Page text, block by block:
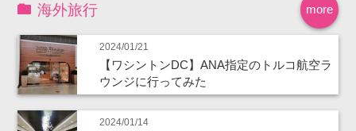
more
海外旅行
2024/01/21
【ワシントンDC】ANA指定のトルコ航空ラ
ウンジに行ってみた
2024/01/14